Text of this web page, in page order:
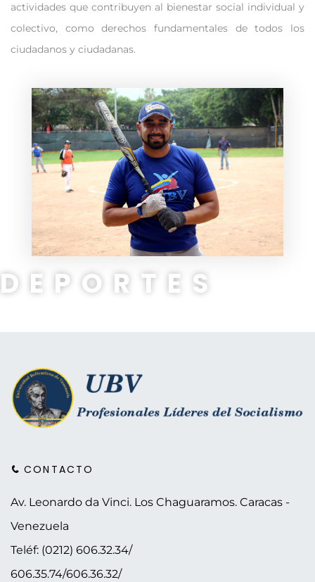
actividades que contribuyen al bienestar social individual y
colectivo, como derechos fundamentales de todos los
ciudadanos y ciudadanas.
DEPORTES
CONTACTO
Av. Leonardo da Vinci. Los Chaguaramos. Caracas -
Venezuela
Teléf: (0212) 606.32.34/
606.35.74/606.36.32/